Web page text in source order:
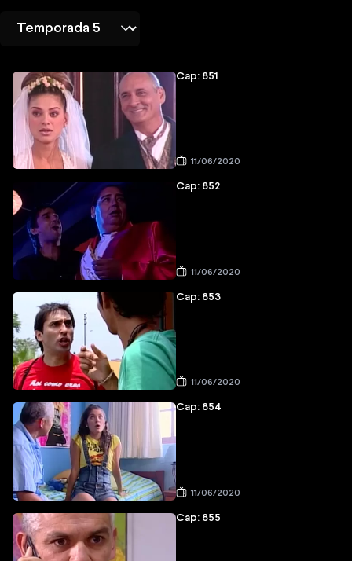
Cap: 851
11/06/2020
Cap: 852
11/06/2020
Cap: 853
11/06/2020
Cap: 854
11/06/2020
Cap: 855